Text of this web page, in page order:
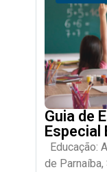
Guia de
Especial
Educação:
de